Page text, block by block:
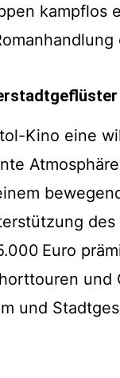
Kino eine
Euro
und